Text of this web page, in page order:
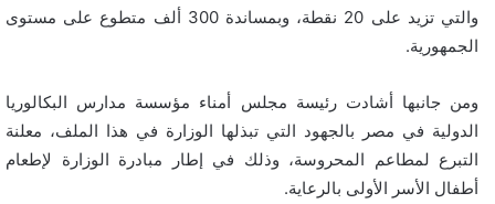
والتي تزيد على 20 نقطة، وبمساندة 300 ألف متطوع على مستوى
الجمهورية.
ومن جانبها أشادت رئيسة مجلس أمناء مؤسسة مدارس البكالوريا
الدولية في مصر بالجهود التي تبذلها الوزارة في هذا الملف، معلنة
التبرع لمطاعم المحروسة، وذلك في إطار مبادرة الوزارة لإطعام
أطفال الأسر الأولى بالرعاية.